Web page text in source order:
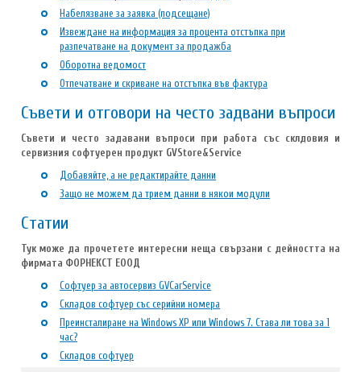
Набелязване за заявка (подсещане)
Извеждане на информация за процента отстъпка при
разпечатване на документ за продажба
Оборотна ведомост
Отпечатване и скриване на отстъпка във фактура
Съвети и отговори на често задвани въпроси
Съвети и често задавани въпроси при работа със склдовия и
сервизния софтуерен продукт GVStore&Service
Добавяйте, а не редактирайте данни
Защо не можем да трием данни в някои модули
Статии
Тук може да прочетете интересни неща свързани с дейността на
фирмата ФОРНЕКСТ ЕООД
Софтуер за автосервиз GVCarService
Складов софтуер със серийни номера
Преинсталиране на Windows XP или Windows 7. Става ли това за 1
час?
Складов софтуер